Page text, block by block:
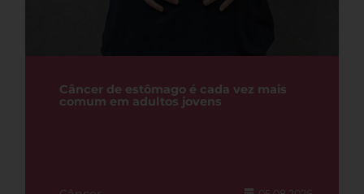
Câncer de estômago é cada vez mais
comum em adultos jovens